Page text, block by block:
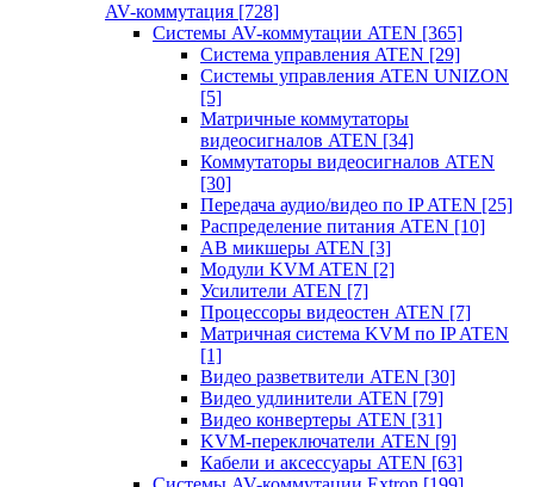
AV-коммутация [728]
Системы AV-коммутации ATEN [365]
Система управления ATEN [29]
Системы управления ATEN UNIZON
[5]
Матричные коммутаторы
видеосигналов ATEN [34]
Коммутаторы видеосигналов ATEN
[30]
Передача аудио/видео по IP ATEN [25]
Распределение питания ATEN [10]
АВ микшеры ATEN [3]
Модули KVM ATEN [2]
Усилители ATEN [7]
Процессоры видеостен ATEN [7]
Матричная система KVM по IP ATEN
[1]
Видео разветвители ATEN [30]
Видео удлинители ATEN [79]
Видео конвертеры ATEN [31]
KVM-переключатели ATEN [9]
Кабели и аксессуары ATEN [63]